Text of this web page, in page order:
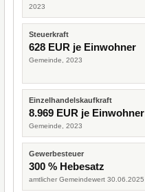
2023
Steuerkraft
628 EUR je Einwohner
Gemeinde, 2023
Einzelhandelskaufkraft
8.969 EUR je Einwohner
Gemeinde, 2023
Gewerbesteuer
300 % Hebesatz
amtlicher Gemeindewert 30.06.2025